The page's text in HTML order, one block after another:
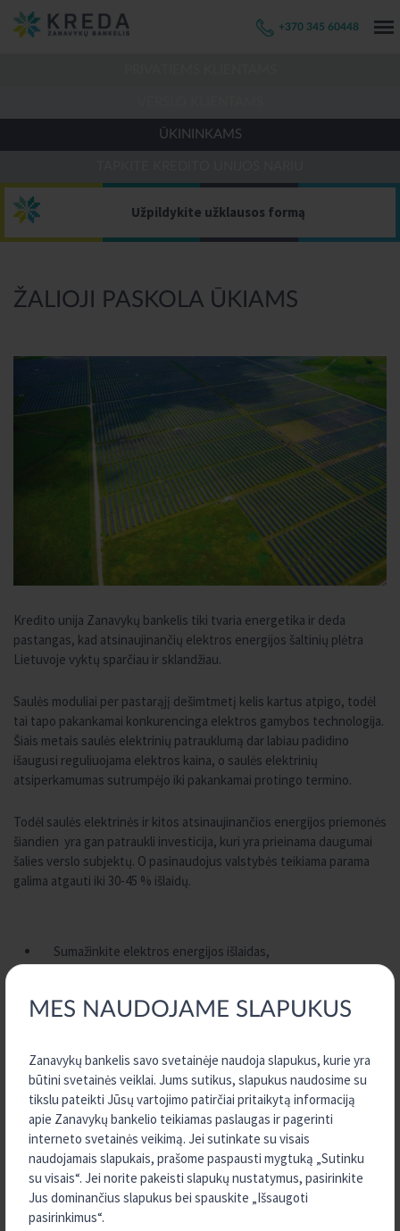
MES NAUDOJAME SLAPUKUS
Zanavykų bankelis savo svetainėje naudoja slapukus, kurie yra
būtini svetainės veiklai. Jums sutikus, slapukus naudosime su
tikslu pateikti Jūsų vartojimo patirčiai pritaikytą informaciją
apie Zanavykų bankelio teikiamas paslaugas ir pagerinti
interneto svetainės veikimą. Jei sutinkate su visais
naudojamais slapukais, prašome paspausti mygtuką „Sutinku
su visais“. Jei norite pakeisti slapukų nustatymus, pasirinkite
Jus dominančius slapukus bei spauskite „Išsaugoti
pasirinkimus“.
+370 345 60448
ŪKININKAMS
Užpildykite užklausos formą
ŽALIOJI PASKOLA ŪKIAMS
Kredito unija Zanavykų bankelis tiki tvaria energetika ir deda
pastangas, kad atsinaujinančių elektros energijos šaltinių plėtra
Lietuvoje vyktų sparčiau ir sklandžiau.
Saulės moduliai per pastarąjį dešimtmetį kelis kartus atpigo, todėl
tai tapo pakankamai konkurencinga elektros gamybos technologija.
Šiais metais saulės elektrinių patrauklumą dar labiau padidino
išaugusi reguliuojama elektros kaina, o saulės elektrinių
atsiperkamumas sutrumpėjo iki pakankamai protingo termino.
Todėl saulės elektrinės ir kitos atsinaujinančios energijos priemonės
šiandien yra gan patraukli investicija, kuri yra prieinama daugumai
šalies verslo subjektų. O pasinaudojus valstybės teikiama parama
galima atgauti iki 30-45 % išlaidų.
Sumažinkite elektros energijos išlaidas,
Atgaukite dalį investicijų, pasinaudoję valstybės parama,
svyravimų,
PASKOLOS PASKIRTIS
saulės elektrinėms*, nedidelėms vėjo turbinoms,
geoterminio šildymo ar kitai energijos vartojimo efektyvumą
didinančiai šildymo sistemos įrangai įsigyti ir/ar įrengti
savoms reikmėms;
elektromobiliams įsigyti;
elektromobilio įkrovimo prieigų įrengimas darbovietėse.